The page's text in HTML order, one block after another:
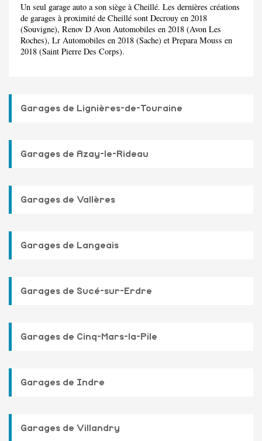
Un seul garage auto a son siège à Cheillé. Les dernières créations
de garages à proximité de Cheillé sont Decrouy en 2018
(Souvigne), Renov D Avon Automobiles en 2018 (Avon Les
Roches), Lr Automobiles en 2018 (Sache) et Prepara Mouss en
2018 (Saint Pierre Des Corps).
Garages de Lignières-de-Touraine
Garages de Azay-le-Rideau
Garages de Vallères
Garages de Langeais
Garages de Sucé-sur-Erdre
Garages de Cinq-Mars-la-Pile
Garages de Indre
Garages de Villandry